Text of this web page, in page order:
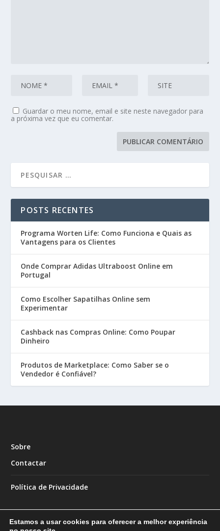
Guardar o meu nome, email e site neste navegador para
a próxima vez que eu comentar.
POSTS RECENTES
Programa Worten Life: Como Funciona e Quais as
Vantagens para os Clientes
Onde Comprar Adidas Ultraboost Online em
Portugal
Como Escolher Sapatilhas Online sem
Experimentar
Cashback nas Compras Online: Como Poupar
Dinheiro
Produtos de Marketplace: Como Saber se o
Vendedor é Confiável?
Sobre
Contactar
Política de Privacidade
Estamos a usar cookies para oferecer a melhor experiência